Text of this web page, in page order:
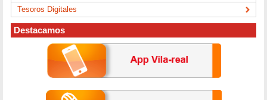
Tesoros Digitales
Destacamos